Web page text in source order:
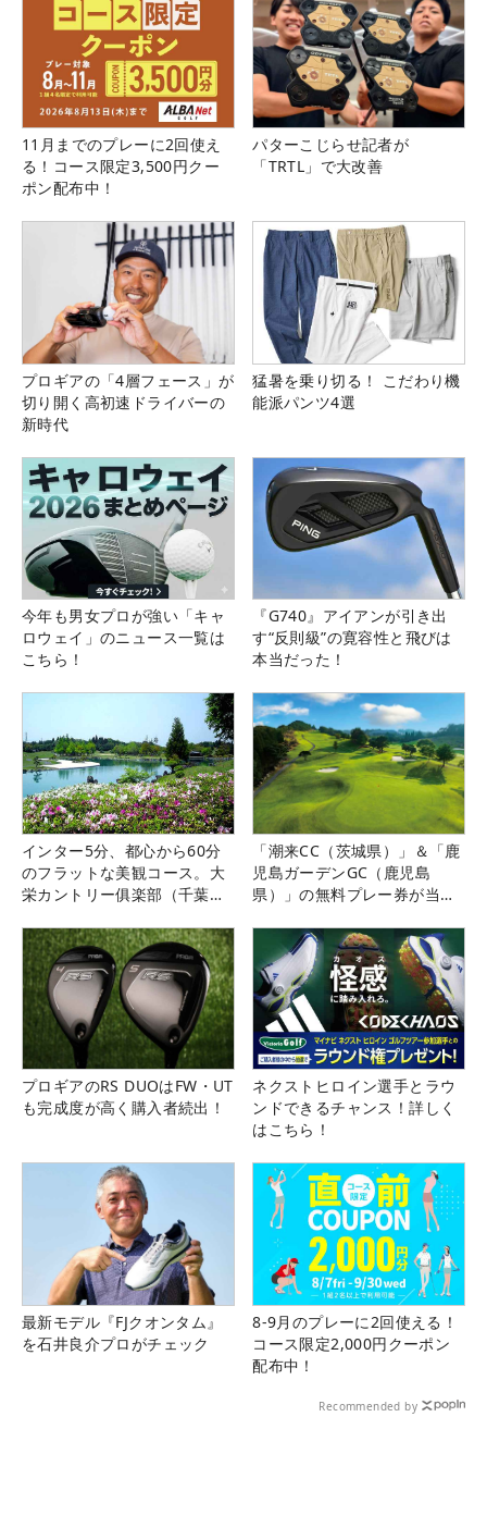
11月までのプレーに2回使え
る！コース限定3,500円クー
ポン配布中！
パターこじらせ記者が
「TRTL」で大改善
プロギアの「4層フェース」が
切り開く高初速ドライバーの
新時代
猛暑を乗り切る！ こだわり機
能派パンツ4選
今年も男女プロが強い「キャ
ロウェイ」のニュース一覧は
こちら！
『G740』アイアンが引き出
す“反則級”の寛容性と飛びは
本当だった！
インター5分、都心から60分
のフラットな美観コース。大
栄カントリー俱楽部（千葉
「潮来CC（茨城県）」＆「鹿
児島ガーデンGC（鹿児島
県）」の無料プレー券が当た
プロギアのRS DUOはFW・UT
も完成度が高く購入者続出！
ネクストヒロイン選手とラウ
ンドできるチャンス！詳しく
はこちら！
最新モデル『FJクオンタム』
を石井良介プロがチェック
8-9月のプレーに2回使える！
コース限定2,000円クーポン
配布中！
Recommended by